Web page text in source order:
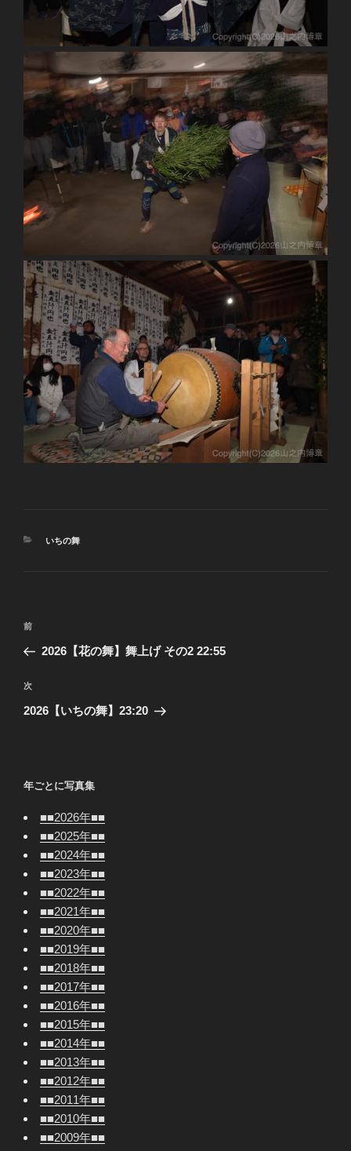
カ
いちの舞
投
ナ
ビ
ゲ
ン
前
の
稿
前
2026【花の舞】舞上げ その2 22:55
次
の
次
2026【いちの舞】23:20
年ごとに写真集
■■2026年■■
■■2025年■■
■■2024年■■
■■2023年■■
■■2022年■■
■■2021年■■
■■2020年■■
■■2019年■■
■■2018年■■
■■2017年■■
■■2016年■■
■■2015年■■
■■2014年■■
■■2013年■■
■■2012年■■
■■2011年■■
■■2010年■■
■■2009年■■